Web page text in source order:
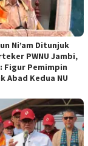
Ni’am Ditunjuk
PWNU Jambi,
Figur Pemimpin
Abad Kedua NU